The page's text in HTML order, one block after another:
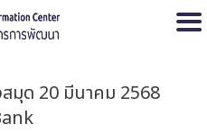
มุด 20 มีนาคม 2568